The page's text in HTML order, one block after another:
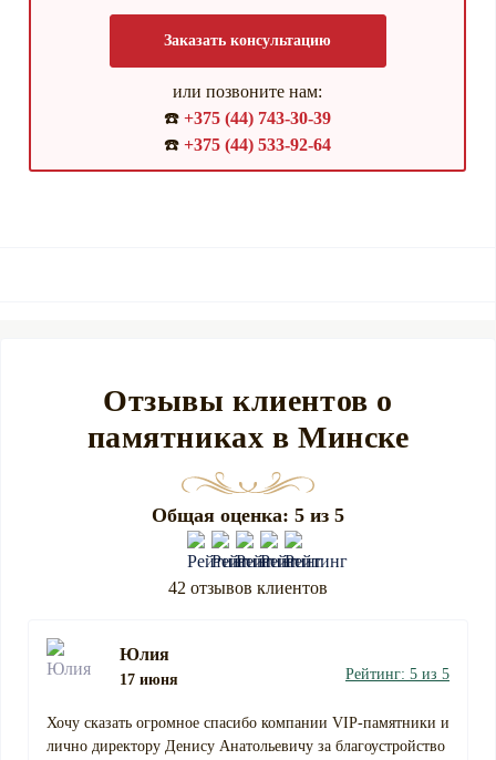
Заказать консультацию
или позвоните нам:
☎️ +375 (44) 743-30-39
☎️ +375 (44) 533-92-64
Отзывы клиентов о
памятниках в Минске
Общая оценка: 5 из 5
42 отзывов клиентов
Юлия
17 июня Рейтинг: 5 из 5
Хочу сказать огромное спасибо компании VIP-памятники и
лично директору Денису Анатольевичу за благоустройство